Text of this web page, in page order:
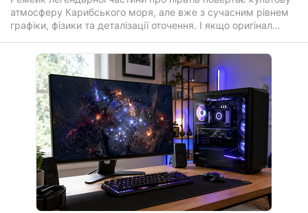
атмосферу Карибського моря, але вже з сучасним рівнем
графіки, фізики та деталізації оточення. І якщо оригінал
Assassin's Creed Black Flag Resynced посилює візуальну
частину: перероблені текстури, покращене освітлення,
реалістична вода та «живіший» відкритий світ. Гра
перенесена на просунутий рушій Anvil з підтримкою
ілюмінування та трасування променів.